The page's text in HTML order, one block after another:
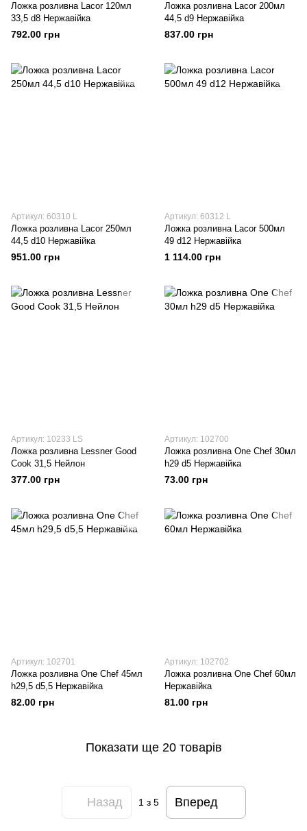
Ложка розливна Lacor 120мл
33,5 d8 Нержавійка
792.00 грн
Ложка розливна Lacor 200мл
44,5 d9 Нержавійка
837.00 грн
Артикул: 60310 L
Ложка розливна Lacor 250мл
44,5 d10 Нержавійка
951.00 грн
Артикул: 60312 L
Ложка розливна Lacor 500мл
49 d12 Нержавійка
1 114.00 грн
Артикул: 10233 LS
Ложка розливна Lessner Good
Cook 31,5 Нейлон
377.00 грн
Артикул: 102700
Ложка розливна One Chef 30мл
h29 d5 Нержавійка
73.00 грн
Артикул: 102701
Ложка розливна One Chef 45мл
h29,5 d5,5 Нержавійка
82.00 грн
Артикул: 102702
Ложка розливна One Chef 60мл
Нержавійка
81.00 грн
Показати ще 20 товарів
Назад 1 з 5 Вперед